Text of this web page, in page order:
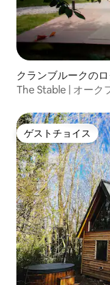
クランブルークの
The Stable | オーク
ゲストチョイス
ゲストチョイス